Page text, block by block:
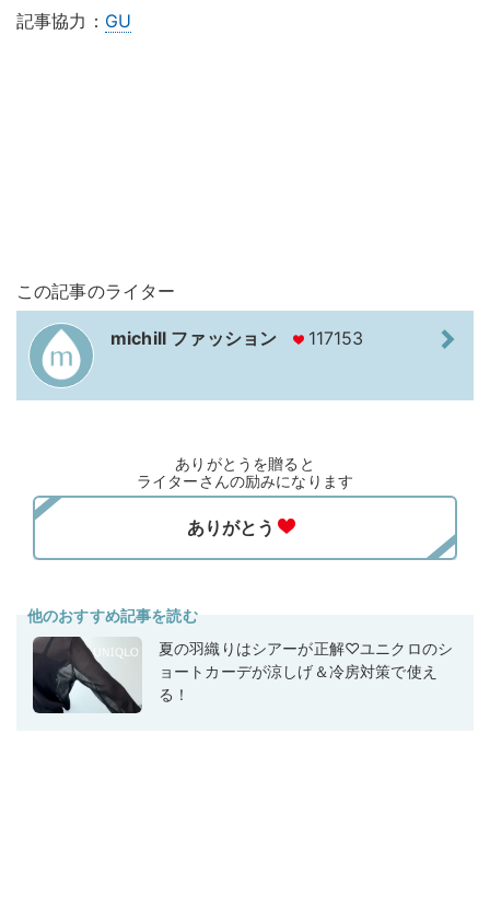
記事協力： GU
この記事のライター
michill ファッション 117153
ありがとうを贈ると
ライターさんの励みになります
他のおすすめ記事を読む
夏の羽織りはシアーが正解♡ユニクロのシ
ョートカーデが涼しげ＆冷房対策で使え
る！